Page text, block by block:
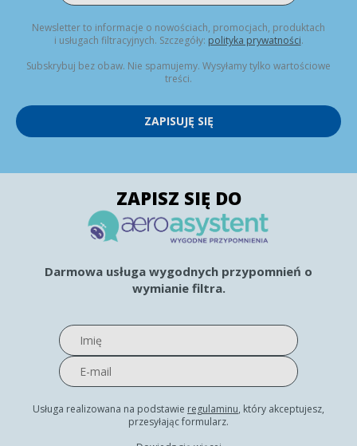
Newsletter to informacje o nowościach, promocjach, produktach
i usługach filtracyjnych. Szczegóły: polityka prywatności.
Subskrybuj bez obaw. Nie spamujemy. Wysyłamy tylko wartościowe
treści.
ZAPISUJĘ SIĘ
ZAPISZ SIĘ DO
Darmowa usługa wygodnych przypomnień o
wymianie filtra.
Usługa realizowana na podstawie regulaminu, który akceptujesz,
przesyłając formularz.